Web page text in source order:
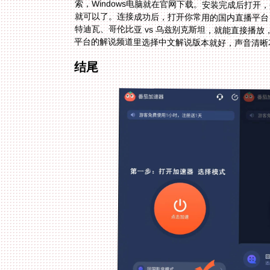
平台的解说频道里选择中文解说版本就好，声音清
结尾